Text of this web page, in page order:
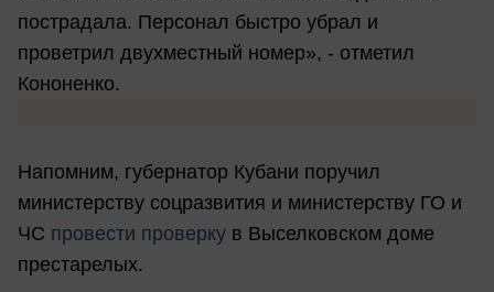
пострадала. Персонал быстро убрал и
проветрил двухместный номер», - отметил
Кононенко.
Напомним, губернатор Кубани поручил
министерству соцразвития и министерству ГО и
ЧС провести проверку в Выселковском доме
престарелых.